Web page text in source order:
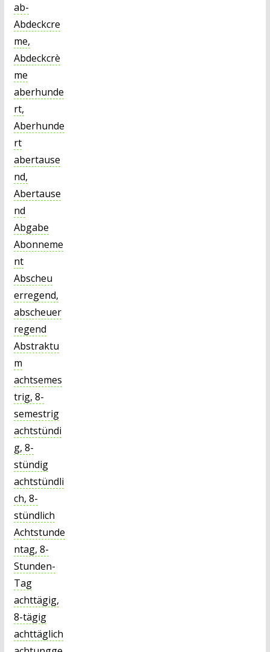
ab-
Abdeckcre
me,
Abdeckcrè
me
aberhunde
rt,
Aberhunde
rt
abertause
nd,
Abertause
nd
Abgabe
Abonneme
nt
Abscheu
erregend,
abscheuer
regend
Abstraktu
m
achtsemes
trig, 8-
semestrig
achtstündi
g, 8-
stündig
achtstündli
ch, 8-
stündlich
Achtstunde
ntag, 8-
Stunden-
Tag
achttägig,
8-tägig
achttäglich